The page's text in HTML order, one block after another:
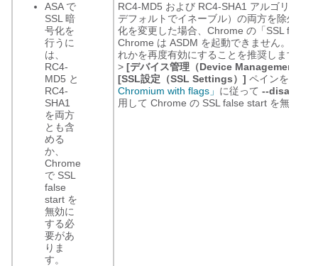
ASA で
SSL 暗
号化を
行うに
は、
RC4-
MD5 と
RC4-
SHA1
を両方
とも含
める
か、
Chrome
で SSL
false
start を
無効に
する必
要があ
りま
す。
RC4-MD5 および RC4-SHA1 アルゴリズム
デフォルトでイネーブル）の両方を除外す
化を変更した場合、Chrome の「SSL false
Chrome は ASDM を起動できません。これ
れかを再度有効にすることを推奨します（
> [デバイス管理（Device Management）]
[SSL設定（SSL Settings）] ペインを参照
Chromium with flags」 に従って --disable-
用して Chrome の SSL false start を無効に